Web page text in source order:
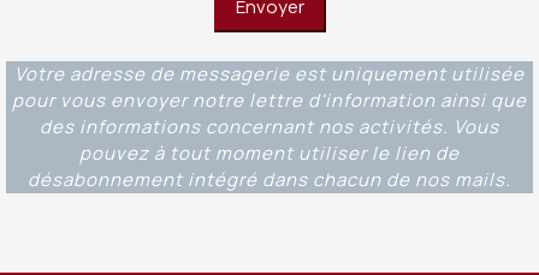
Votre adresse de messagerie est uniquement utilisée
pour vous envoyer notre lettre d'information ainsi que
des informations concernant nos activités. Vous
pouvez à tout moment utiliser le lien de
désabonnement intégré dans chacun de nos mails.